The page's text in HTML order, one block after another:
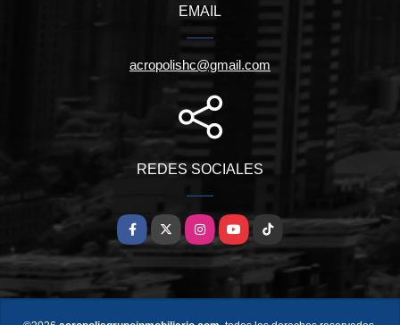
EMAIL
acropolishc@gmail.com
REDES SOCIALES
Facebook
X InstagramYouTubeTikTok